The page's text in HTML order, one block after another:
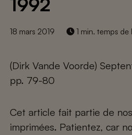
18 mars 2019 1 min. temps
(Dirk Vande Voorde)
pp. 79-80
Cet article fait partie de
imprimées. Patientez, car